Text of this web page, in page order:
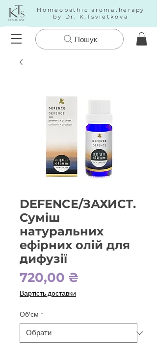
Homeopathic aromatherapy
by Dr. K.Tsvietkova
Пошук
DEFENCE/ЗАХИСТ.
Суміш
натуральних
ефірних олій для
дифузії
720,00 ₴
Вартість доставки
Об'єм *